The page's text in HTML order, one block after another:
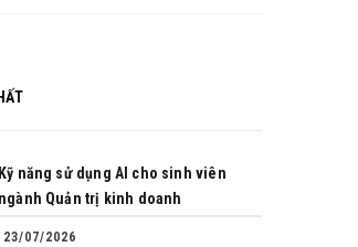
Kỹ năng sử dụng AI cho sinh viên
ngành Quản trị kinh doanh
23/07/2026